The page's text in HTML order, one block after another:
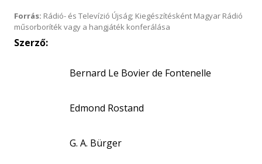
Forrás: Rádió- és Televízió Újság; Kiegészítésként Magyar Rádió
műsorboríték vagy a hangjáték konferálása
Szerző:
Bernard Le Bovier de Fontenelle
Edmond Rostand
G. A. Bürger